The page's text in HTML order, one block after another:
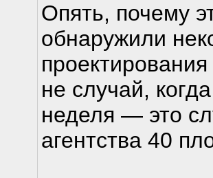
Опять, почему
обнаружили
не случай,
неделя — это
агентства 40